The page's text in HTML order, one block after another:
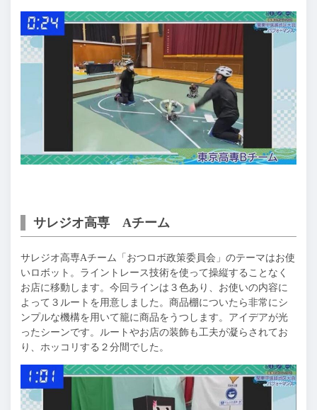
サレジオ高専 Aチーム
サレジオ高専Aチーム「おつロボ政策委員会」のテーマはお使
いロボット。ライントレース技術を使って操縦することなく
お店に移動します。今回ラインは３色あり、お使いの内容に
よって３ルートを用意しました。商品棚についたら非常にシ
ンプルな機構を用いて籠に商品をうつします。アイデアが光
ったシーンです。ルートやお店の装飾も工夫が凝らされてお
り、ホッコリする２分間でした。